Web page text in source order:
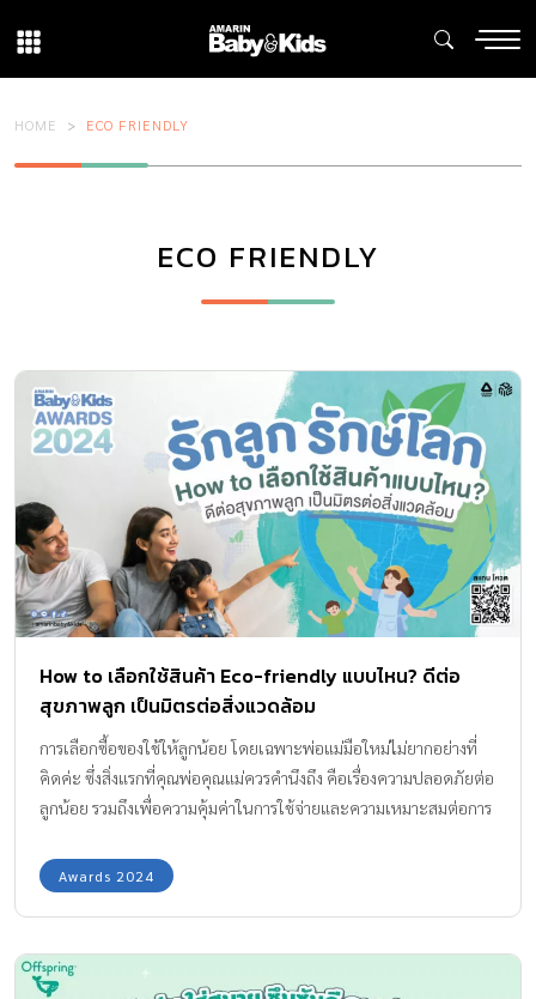
HOME ECO FRIENDLY
ECO FRIENDLY
How to เลือกใช้สินค้า Eco-friendly แบบไหน? ดีต่อ
สุขภาพลูก เป็นมิตรต่อสิ่งแวดล้อม
การเลือกซื้อของใช้ให้ลูกน้อย โดยเฉพาะพ่อแม่มือใหม่ไม่ยากอย่างที่
คิดค่ะ ซึ่งสิ่งแรกที่คุณพ่อคุณแม่ควรคำนึงถึง คือเรื่องความปลอดภัยต่อ
ลูกน้อย รวมถึงเพื่อความคุ้มค่าในการใช้จ่ายและความเหมาะสมต่อการ
ใช้ผลิตภัณฑ์ที่มิตรต่อสิ่งแวดล้อม อย่างของใช้สิ้นเปลืองที่ต้องใช้บ่อยๆ
เช่น ผ้าอ้อมสำเร็จรูป ทิชชู่เปียก น้ำซักผ้า หรือรวมไปถึงเสื้อผ้า ก็เป็นสิ่ง
เพราะปัจจุบันนี้ปัญหาสิ่งแวดล้อมเป็นพิษทวีความรุนแรงมากขึ้น โดยมี
งานวิจัยพบว่าสารสังเคราะห์ที่ผสมอยู่ในผลิตภัณฑ์สินค้าอุปโภค
Awards 2024